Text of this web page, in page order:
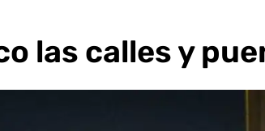
las calles y